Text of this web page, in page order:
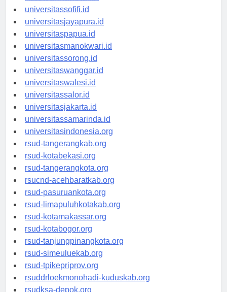
universitasmaluku.id
universitassofifi.id
universitasjayapura.id
universitaspapua.id
universitasmanokwari.id
universitassorong.id
universitaswanggar.id
universitaswalesi.id
universitassalor.id
universitasjakarta.id
universitassamarinda.id
universitasindonesia.org
rsud-tangerangkab.org
rsud-kotabekasi.org
rsud-tangerangkota.org
rsucnd-acehbaratkab.org
rsud-pasuruankota.org
rsud-limapuluhkotakab.org
rsud-kotamakassar.org
rsud-kotabogor.org
rsud-tanjungpinangkota.org
rsud-simeuluekab.org
rsud-tpikepriprov.org
rsuddrloekmonohadi-kuduskab.org